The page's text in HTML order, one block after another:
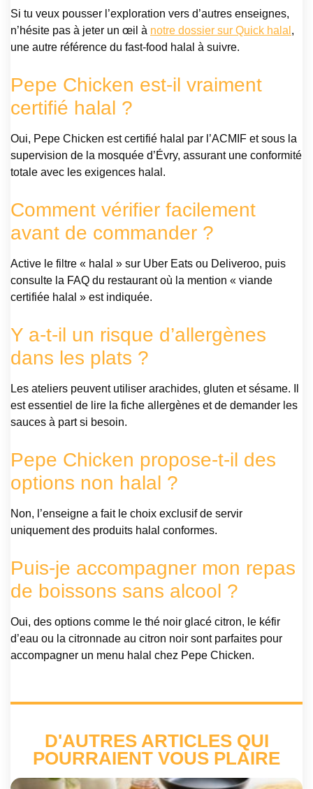
Si tu veux pousser l’exploration vers d’autres enseignes,
n’hésite pas à jeter un œil à notre dossier sur Quick halal ,
une autre référence du fast-food halal à suivre.
Pepe Chicken est-il vraiment
certifié halal ?
Oui, Pepe Chicken est certifié halal par l’ACMIF et sous la
supervision de la mosquée d’Évry, assurant une conformité
totale avec les exigences halal.
Comment vérifier facilement
avant de commander ?
Active le filtre « halal » sur Uber Eats ou Deliveroo, puis
consulte la FAQ du restaurant où la mention « viande
certifiée halal » est indiquée.
Y a-t-il un risque d’allergènes
dans les plats ?
Les ateliers peuvent utiliser arachides, gluten et sésame. Il
est essentiel de lire la fiche allergènes et de demander les
sauces à part si besoin.
Pepe Chicken propose-t-il des
options non halal ?
Non, l’enseigne a fait le choix exclusif de servir
uniquement des produits halal conformes.
Puis-je accompagner mon repas
de boissons sans alcool ?
Oui, des options comme le thé noir glacé citron, le kéfir
d’eau ou la citronnade au citron noir sont parfaites pour
accompagner un menu halal chez Pepe Chicken.
D'AUTRES ARTICLES QUI
POURRAIENT VOUS PLAIRE